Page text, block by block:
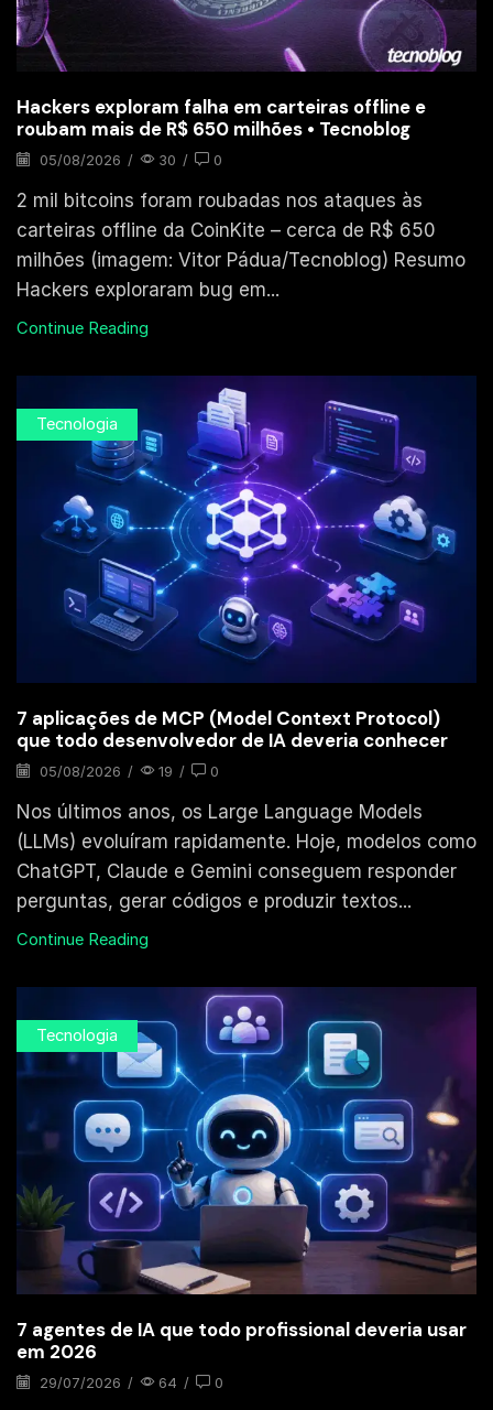
Hackers exploram falha em carteiras offline e
roubam mais de R$ 650 milhões • Tecnoblog
05/08/2026 / 30 / 0
2 mil bitcoins foram roubadas nos ataques às
carteiras offline da CoinKite – cerca de R$ 650
milhões (imagem: Vitor Pádua/Tecnoblog) Resumo
Hackers exploraram bug em...
Continue Reading
Tecnologia
7 aplicações de MCP (Model Context Protocol)
que todo desenvolvedor de IA deveria conhecer
05/08/2026 / 19 / 0
Nos últimos anos, os Large Language Models
(LLMs) evoluíram rapidamente. Hoje, modelos como
ChatGPT, Claude e Gemini conseguem responder
perguntas, gerar códigos e produzir textos...
Continue Reading
Tecnologia
7 agentes de IA que todo profissional deveria usar
em 2026
29/07/2026 / 64 / 0